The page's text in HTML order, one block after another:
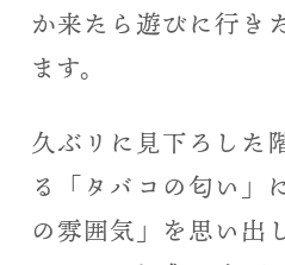
か来たら遊びに行き
ます。
久ぶリに見下ろした
る「タバコの匂い」
の雰囲気」を思い出